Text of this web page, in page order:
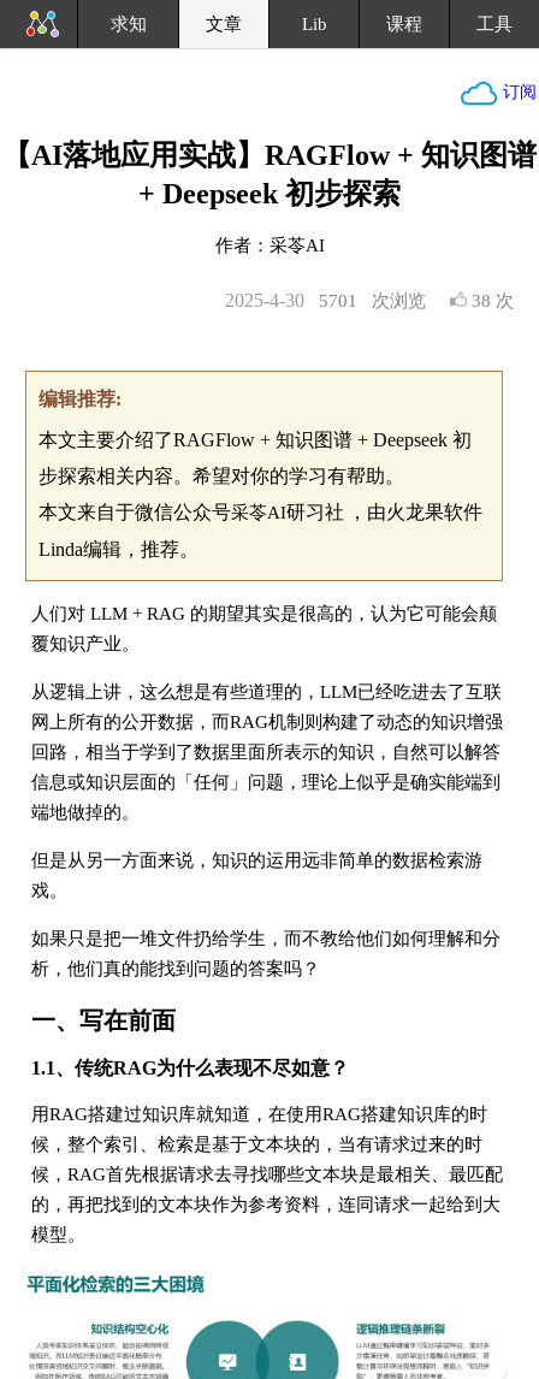
求知 文章 Lib 课程 工具
订阅
【AI落地应用实战】RAGFlow + 知识图谱
+ Deepseek 初步探索
作者：采苓AI
5701 次浏览 38 次
2025-4-30
编辑推荐:
本文主要介绍了RAGFlow + 知识图谱 + Deepseek 初
步探索相关内容。希望对你的学习有帮助。
本文来自于微信公众号采苓AI研习社
，由火龙果软件
Linda编辑，推荐。
人们对 LLM + RAG 的期望其实是很高的，认为它可能会颠
覆知识产业。
从逻辑上讲，这么想是有些道理的，LLM已经吃进去了互联
网上所有的公开数据，而RAG机制则构建了动态的知识增强
回路，相当于学到了数据里面所表示的知识，自然可以解答
信息或知识层面的「任何」问题，理论上似乎是确实能端到
端地做掉的。
但是从另一方面来说，知识的运用远非简单的数据检索游
戏。
如果只是把一堆文件扔给学生，而不教给他们如何理解和分
析，他们真的能找到问题的答案吗？
一、写在前面
1.1、传统RAG为什么表现不尽如意？
用RAG搭建过知识库就知道，在使用RAG搭建知识库的时
候，整个索引、检索是基于文本块的，当有请求过来的时
候，RAG首先根据请求去寻找哪些文本块是最相关、最匹配
的，再把找到的文本块作为参考资料，连同请求一起给到大
模型。